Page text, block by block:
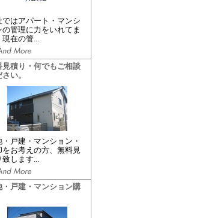
ではアパート・マンシ
の管理に力をいれてま
現在の管...
見積り・何でもご相談
さい。
・戸建・マンション・
をお考えの方、無料見
致します...
・戸建・マンション購